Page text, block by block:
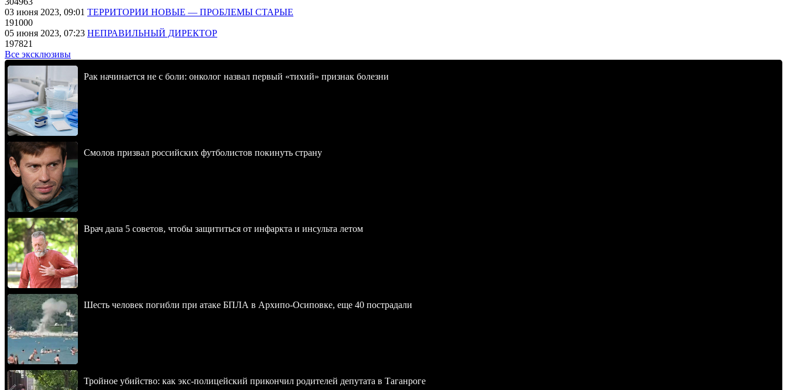
03 июня 2023, 09:01 ТЕРРИТОРИИ НОВЫЕ — ПРОБЛЕМЫ СТАРЫЕ
191000
05 июня 2023, 07:23 НЕПРАВИЛЬНЫЙ ДИРЕКТОР
197821
Все эксклюзивы
Рак начинается не с боли: онколог назвал первый «тихий» признак болезни
Смолов призвал российских футболистов покинуть страну
Врач дала 5 советов, чтобы защититься от инфаркта и инсульта летом
Шесть человек погибли при атаке БПЛА в Архипо-Осиповке, еще 40 пострадали
Тройное убийство: как экс-полицейский прикончил родителей депутата в Таганроге